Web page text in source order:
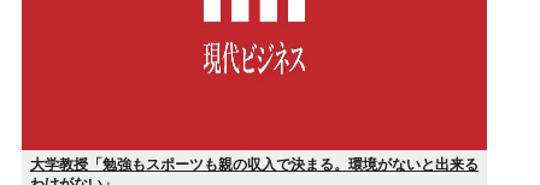
大学教授「勉強もスポーツも親の収入で決まる。環境がないと出来る